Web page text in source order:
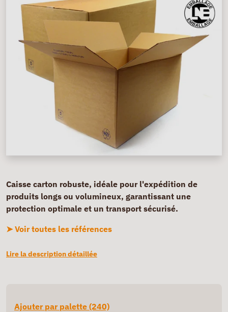
Caisse carton robuste, idéale pour l'expédition de
produits longs ou volumineux, garantissant une
protection optimale et un transport sécurisé.
➤ Voir toutes les références
Lire la description détaillée
Ajouter par palette (240)